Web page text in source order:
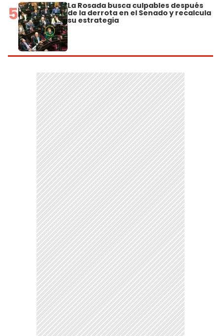
5 La Rosada busca culpables después
de la derrota en el Senado y recalcula
su estrategia